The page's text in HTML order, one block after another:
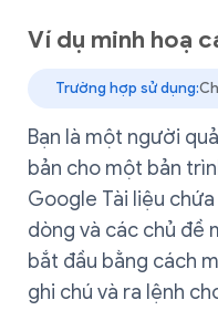
Ví dụ minh hoạ
Trường hợp sử dụng:
Bạn là một người
bản cho một bản
Google Tài liệu
dòng và các chủ đề
bắt đầu bằng cách
ghi chú và ra lệnh